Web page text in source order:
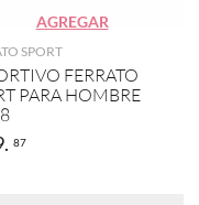
AGREGAR
SPORT
FERRATO
PARA HOMBRE
. 87